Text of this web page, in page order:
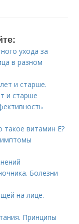
ухода за
в разном
и старше.
и старше
витамин Е?
Болезни
на лице.
Принципы